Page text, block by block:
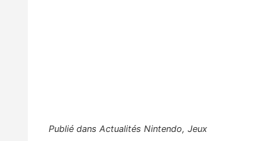
Publié dans Actualités Nintendo, Jeux